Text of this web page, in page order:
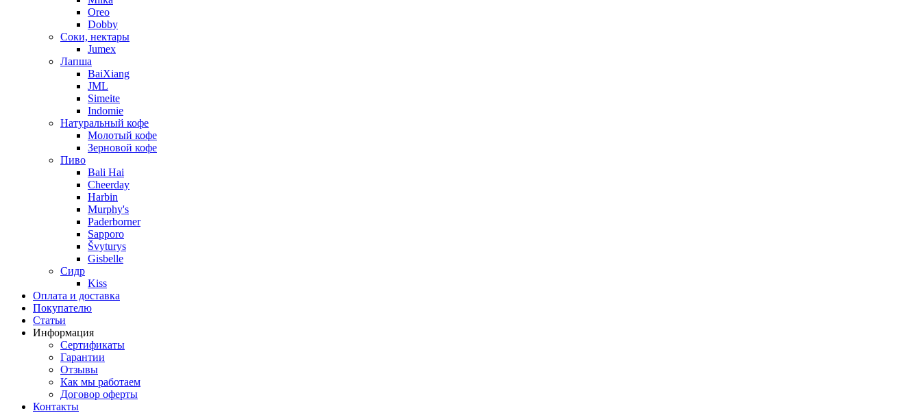
Oreo
Dobby
Соки, нектары
Jumex
Лапша
BaiXiang
JML
Simeite
Indomie
Натуральный кофе
Молотый кофе
Зерновой кофе
Пиво
Bali Hai
Cheerday
Harbin
Murphy's
Paderborner
Sapporo
Švyturys
Gisbelle
Сидр
Kiss
Оплата и доставка
Покупателю
Статьи
Информация
Сертификаты
Гарантии
Отзывы
Как мы работаем
Договор оферты
Контакты